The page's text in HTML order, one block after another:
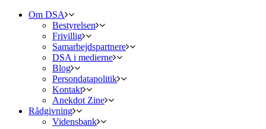
Om DSA
Bestyrelsen
Frivillig
Samarbejdspartnere
DSA i medierne
Blog
Persondatapolitik
Kontakt
Anekdot Zine
Rådgivning
Vidensbank